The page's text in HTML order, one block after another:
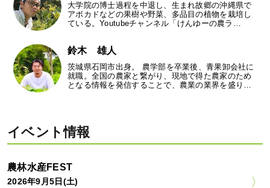
大学院の博士過程を中退し、生まれ故郷の沖縄県で
アボカドなどの果樹や野菜、多品目の植物を栽培し
ている。Youtubeチャンネル「けんゆーの農ラ…
鈴木 雄人
茨城県石岡市出身。 農学部を卒業後、青果卸会社に
就職。全国の農家と繋がり、現地で得た農家のため
となる情報を発信することで、農業の業界を盛り…
イベント情報
農林水産FEST
2026年9月5日(土)